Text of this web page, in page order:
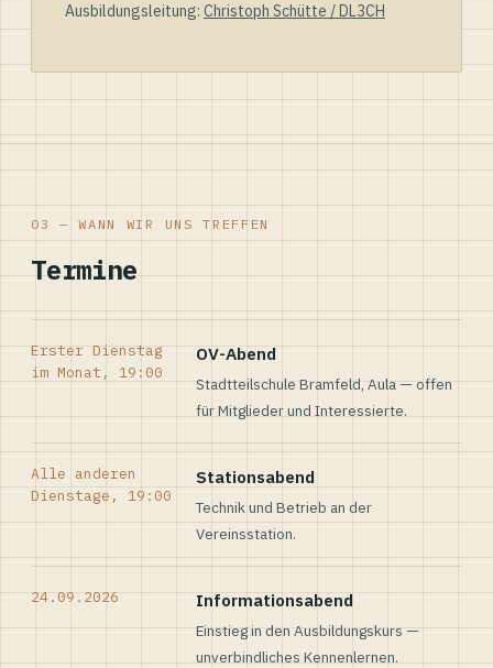
Ausbildungsleitung: Christoph Schütte / DL3CH
03 — WANN WIR UNS TREFFEN
Termine
Erster Dienstag
im Monat, 19:00
OV-Abend
Stadtteilschule Bramfeld, Aula — offen
für Mitglieder und Interessierte.
Alle anderen
Dienstage, 19:00
Stationsabend
Technik und Betrieb an der
Vereinsstation.
24.09.2026 Informationsabend
Einstieg in den Ausbildungskurs —
unverbindliches Kennenlernen.